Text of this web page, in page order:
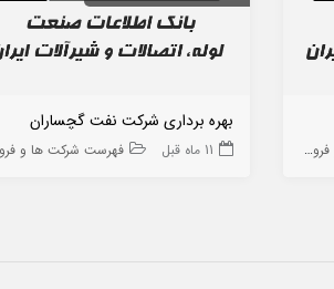
ها
بهره برداری شرکت نفت گچساران
11 ماه قبل فهرست شرکت ها و فروشگاه ها